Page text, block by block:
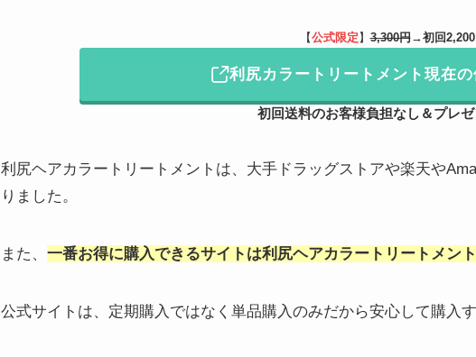
【公式限定 】3,300円→初回2,200
利尻カラートリートメント現在
初回送料のお客様負担なし ＆プレ
利尻ヘアカラートリートメントは、大手ドラッグストアや楽天や
りました。
また、 一番お得に購入できるサイトは利尻ヘアカラートリートメント
公式サイトは、定期購入ではなく単品購入のみだから安心して購入